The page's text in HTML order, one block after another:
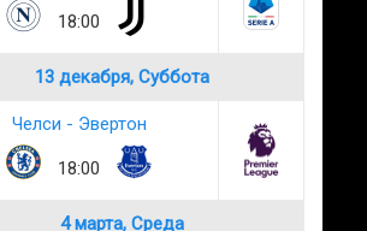
18:00
13 декабря, Суббота
Челси - Эвертон
18:00
4 марта, Среда